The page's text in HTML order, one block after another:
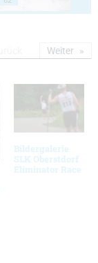
Bildergalerie
SLK Oberstdorf
Eliminator Race
Weiter